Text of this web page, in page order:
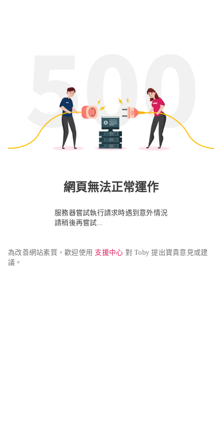
網頁無法正常運作
服務器嘗試執行請求時遇到意外情況
請稍後再嘗試...
為改善網站素質，歡迎使用 支援中心 對 Toby 提出寶貴意見或建
議。